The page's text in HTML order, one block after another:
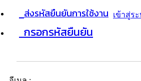
ส่งรหัสยืนยันการใช้งาน
กรอกรหัสยืนยัน
เข้าสู่ร